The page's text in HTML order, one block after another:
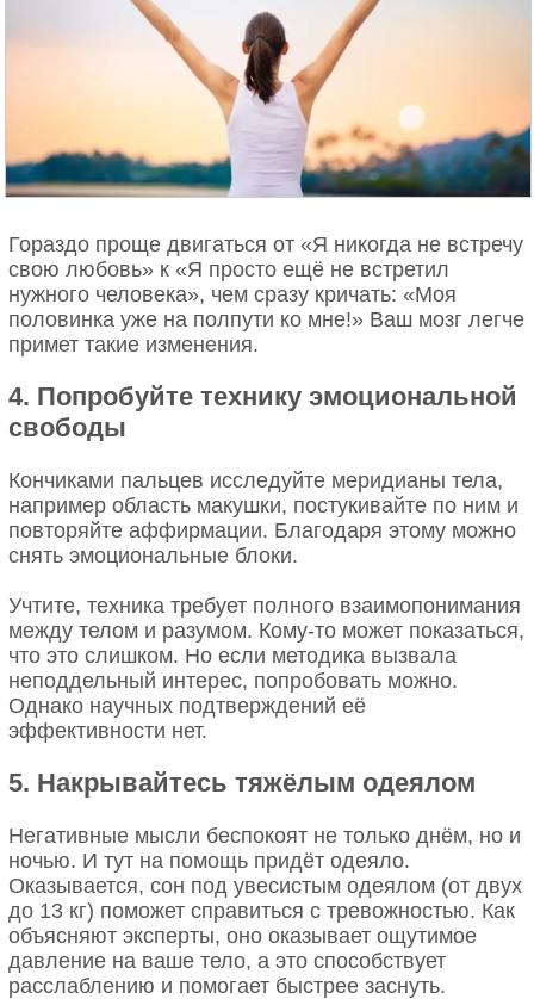
Гораздо проще двигаться от «Я никогда не встречу
свою любовь» к «Я просто ещё не встретил
нужного человека», чем сразу кричать: «Моя
половинка уже на полпути ко мне!» Ваш мозг легче
примет такие изменения.
4. Попробуйте технику эмоциональной
свободы
Кончиками пальцев исследуйте меридианы тела,
например область макушки, постукивайте по ним и
повторяйте аффирмации. Благодаря этому можно
снять эмоциональные блоки.
Учтите, техника требует полного взаимопонимания
между телом и разумом. Кому-то может показаться,
что это слишком. Но если методика вызвала
неподдельный интерес, попробовать можно.
Однако научных подтверждений её
эффективности нет.
5. Накрывайтесь тяжёлым одеялом
Негативные мысли беспокоят не только днём, но и
ночью. И тут на помощь придёт одеяло.
Оказывается, сон под увесистым одеялом (от двух
до 13 кг) поможет справиться с тревожностью. Как
объясняют эксперты, оно оказывает ощутимое
давление на ваше тело, а это способствует
расслаблению и помогает быстрее заснуть.